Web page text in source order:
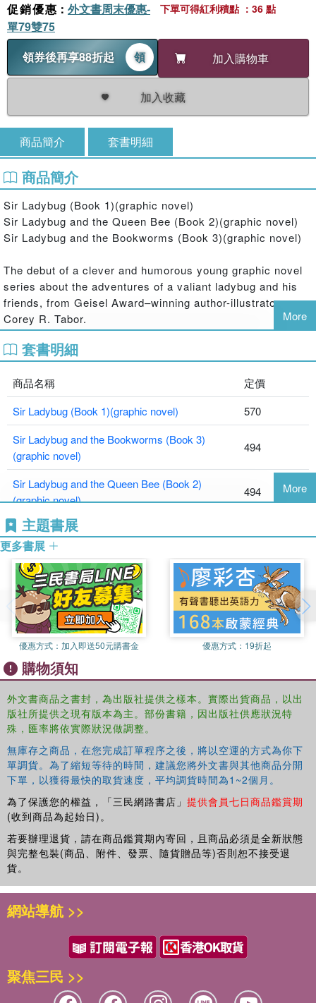
促銷優惠 ： 外文書周末優惠-
單79雙75
領券後再享88折起
領 加入購物車
加入收藏
下單可得紅利積點 ：36 點
商品簡介 套書明細
商品簡介
Sir Ladybug (Book 1)(graphic novel)
Sir Ladybug and the Queen Bee (Book 2)(graphic novel)
Sir Ladybug and the Bookworms (Book 3)(graphic novel)
The debut of a clever and humorous young graphic novel
series about the adventures of a valiant ladybug and his
friends, from Geisel Award–winning author-illustrator
Corey R. Tabor.
Ladies and gentlebugs, presenting the duke of the
dandelion patch, champion of truth and justice, the one,
Sir Ladybug never shies away from a quest, even when
he’d rather be playing a video game or baking a cake. So
when a caterpillar needs rescuing from a “monster” (a
hungry chickadee), Sir Ladybug and his trusty friends—his
herald, a roly-poly named Pell, and his squire, a snail
named Sterling—hatch the perfect (delicious) plan.
From Geisel Award–winning author-illustrator Corey R.
Tabor comes a fresh and funny young graphic novel series
sure to delight readers. Perfect for fans of Catwad, Bird &
Squirrel, and Narwhal & Jelly.
More
套書明細
商品名稱
定價
Sir Ladybug (Book 1)(graphic novel)
570
Sir Ladybug and the Bookworms (Book 3)
(graphic novel)
494
Sir Ladybug and the Queen Bee (Book 2)
(graphic novel)
494 More
主題書展
更多書展
優惠方式： 加入即送50元購書金 優惠方式： 19折起
購物須知
外文書商品之書封，為出版社提供之樣本。實際出貨商品，以出
版社所提供之現有版本為主。部份書籍，因出版社供應狀況特
殊，匯率將依實際狀況做調整。
無庫存之商品，在您完成訂單程序之後，將以空運的方式為你下
單調貨。為了縮短等待的時間，建議您將外文書與其他商品分開
下單，以獲得最快的取貨速度，平均調貨時間為1~2個月。
為了保護您的權益，「三民網路書店」 提供會員七日商品鑑賞期
(收到商品為起始日)。
若要辦理退貨，請在商品鑑賞期內寄回，且商品必須是全新狀態
與完整包裝(商品、附件、發票、隨貨贈品等)否則恕不接受退
貨。
網站導航 >>
聚焦三民 >>